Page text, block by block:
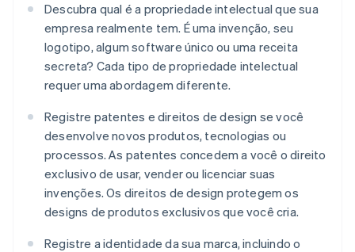
Descubra qual é a propriedade intelectual que sua
empresa realmente tem. É uma invenção, seu
logotipo, algum software único ou uma receita
secreta? Cada tipo de propriedade intelectual
requer uma abordagem diferente.
Registre patentes e direitos de design se você
desenvolve novos produtos, tecnologias ou
processos. As patentes concedem a você o direito
exclusivo de usar, vender ou licenciar suas
invenções. Os direitos de design protegem os
designs de produtos exclusivos que você cria.
Registre a identidade da sua marca, incluindo o